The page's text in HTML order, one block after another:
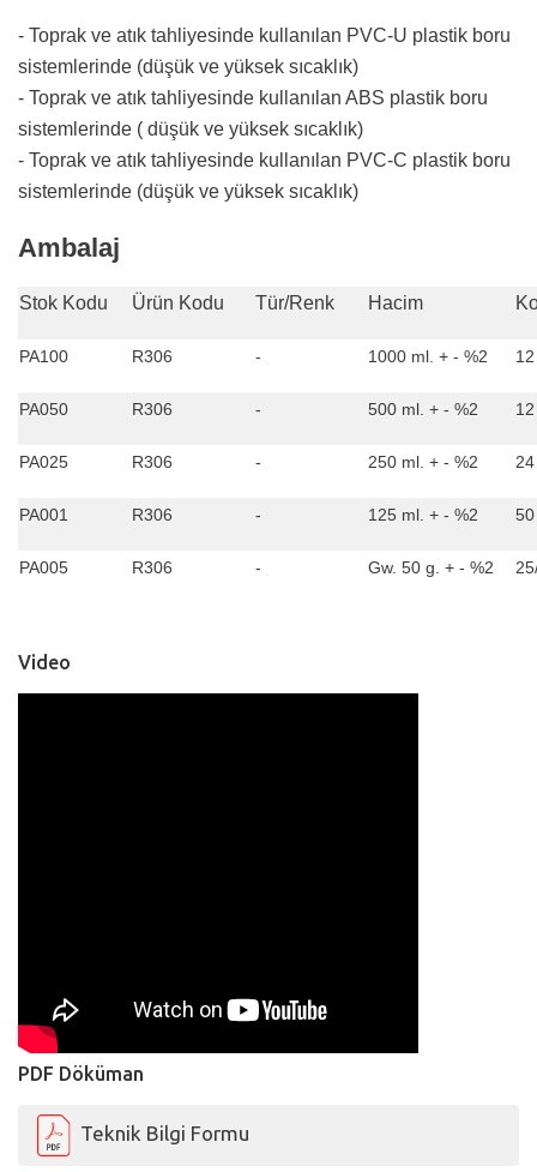
- Toprak ve atık tahliyesinde kullanılan PVC-U plastik boru
sistemlerinde (düşük ve yüksek sıcaklık)
- Toprak ve atık tahliyesinde kullanılan ABS plastik boru
sistemlerinde ( düşük ve yüksek sıcaklık)
- Toprak ve atık tahliyesinde kullanılan PVC-C plastik boru
sistemlerinde (düşük ve yüksek sıcaklık)
Ambalaj
Stok Kodu Ürün Kodu Tür/Renk Hacim
PA100 R306 - 1000 ml. + - %2 12
PA050 R306 - 500 ml. + - %2 12
PA025 R306 - 250 ml. + - %2 24
PA001 R306 - 125 ml. + - %2 50
PA005 R306 - Gw. 50 g. + - %2
Video
PDF Döküman
Teknik Bilgi Formu